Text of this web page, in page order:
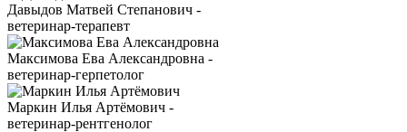
Давыдов Матвей Степанович -
ветеринар-терапевт
Максимова Ева Александровна -
ветеринар-герпетолог
Маркин Илья Артёмович -
ветеринар-рентгенолог